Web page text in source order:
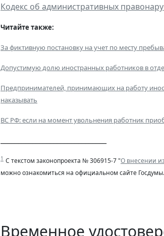
Кодекс об административных
Читайте также:
За фиктивную постановку на учет по месту
Допустимую долю иностранных работников в
Предпринимателей, принимающих на работу
наказывать
ВС РФ: если на момент увольнения работник
1 С текстом законопроекта № 306915-7 "О внесении
можно ознакомиться на официальном сайте Госдумы.
Временное